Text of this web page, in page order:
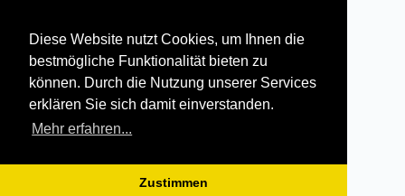
Diese Website nutzt Cookies, um Ihnen die
bestmögliche Funktionalität bieten zu
können. Durch die Nutzung unserer Services
erklären Sie sich damit einverstanden.
Mehr erfahren...
Zustimmen